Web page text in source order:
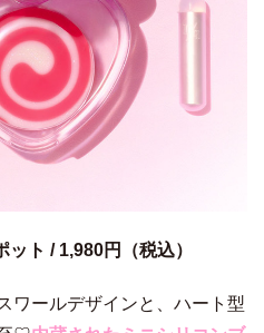
ト / 1,980円（税込）
ワールデザインと、ハート型